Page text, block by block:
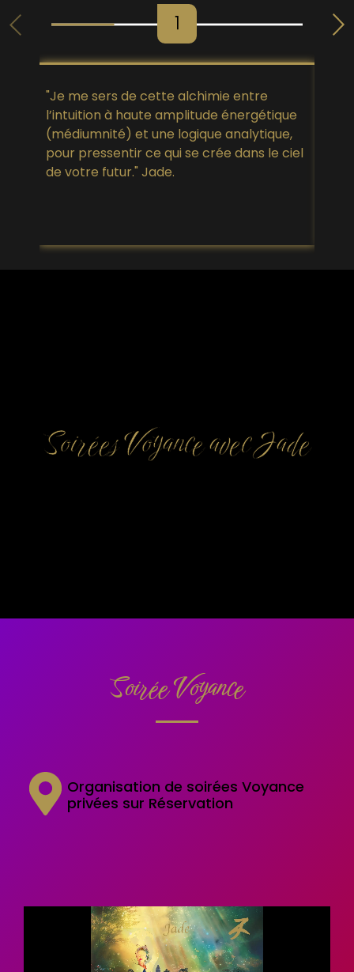
"Je me sers de cette alchimie entre
l’intuition à haute amplitude énergétique
(médiumnité) et une logique analytique,
pour pressentir ce qui se crée dans le ciel
de votre futur." Jade.
Soirées Voyance avec Jade
Soirée Voyance
Organisation de soirées Voyance
privées sur Réservation